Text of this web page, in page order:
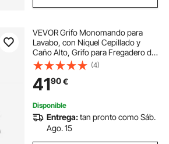
VEVOR Grifo Monomando para
Lavabo, con Níquel Cepillado y
Caño Alto, Grifo para Fregadero de
Cocina, Ahorro de Agua,
Mezclador Monomando para Baño,
Caravana, Bar, Fregadero, 183 x 50
x 295 mm
(4)
4190€
Disponible
Entrega:tan pronto como Sáb.
Ago. 15